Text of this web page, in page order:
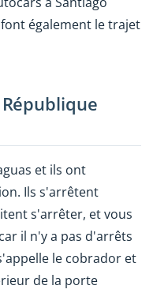
également le trajet
et ils ont
Ils s'arrêtent
s'arrêter, et vous
il n'y a pas d'arrêts
le cobrador et
de la porte